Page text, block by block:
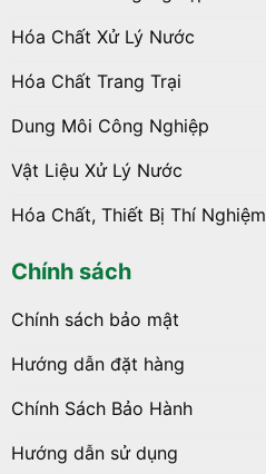
Hóa Chất Xử Lý Nước
Hóa Chất Trang Trại
Dung Môi Công Nghiệp
Vật Liệu Xử Lý Nước
Hóa Chất, Thiết Bị Thí Nghiệm
Chính sách
Chính sách bảo mật
Hướng dẫn đặt hàng
Chính Sách Bảo Hành
Hướng dẫn sử dụng